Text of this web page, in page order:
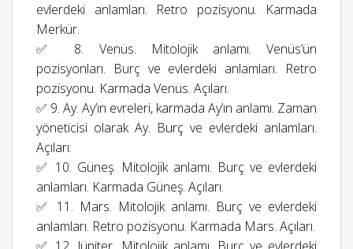
evlerdeki anlamları. Retro pozisyonu. Karmada
Merkür.
✅ 8. Venüs. Mitolojik anlamı. Venüs’ün
pozisyonları. Burç ve evlerdeki anlamları. Retro
pozisyonu. Karmada Venüs. Açıları.
✅ 9. Ay. Ay’ın evreleri, karmada Ay’ın anlamı. Zaman
yöneticisi olarak Ay. Burç ve evlerdeki anlamları.
Açıları.
✅ 10. Güneş. Mitolojik anlamı. Burç ve evlerdeki
anlamları. Karmada Güneş. Açıları.
✅ 11. Mars. Mitolojik anlamı. Burç ve evlerdeki
anlamları. Retro pozisyonu. Karmada Mars. Açıları.